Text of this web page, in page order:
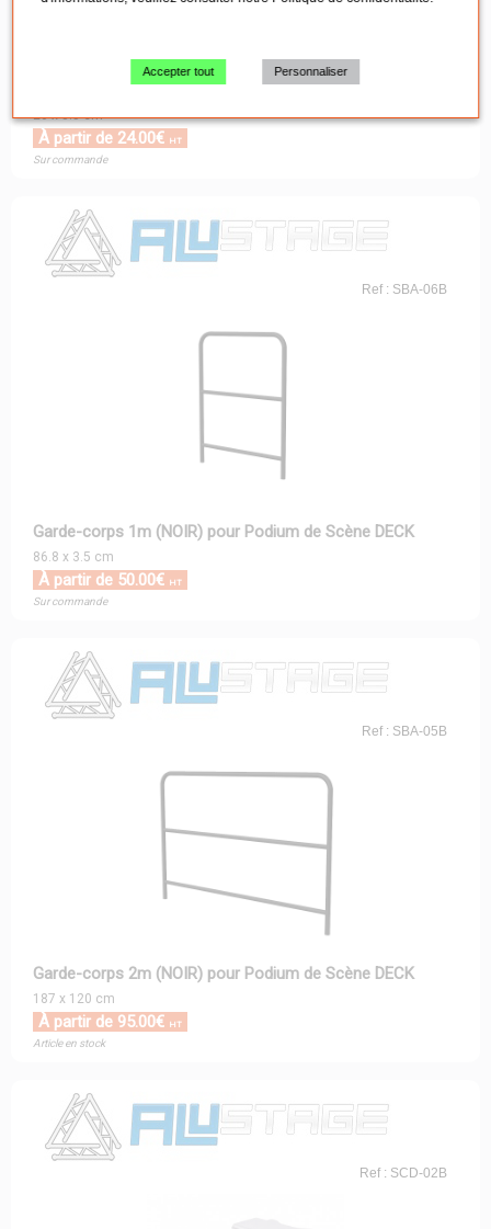
Fourreau pour garde corps SBA-10 / SBA-12
20 x 3.5 cm
À partir de 24.00€ HT
Sur commande
Ref : SBA-06B
Garde-corps 1m (NOIR) pour Podium de Scène DECK
86.8 x 3.5 cm
À partir de 50.00€ HT
Sur commande
Ref : SBA-05B
Garde-corps 2m (NOIR) pour Podium de Scène DECK
187 x 120 cm
À partir de 95.00€ HT
Article en stock
Ref : SCD-02B
Accepter tout Personnaliser